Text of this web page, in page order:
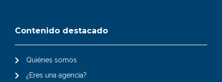
Contenido destacado
Quiénes somos
¿Eres una agencia?